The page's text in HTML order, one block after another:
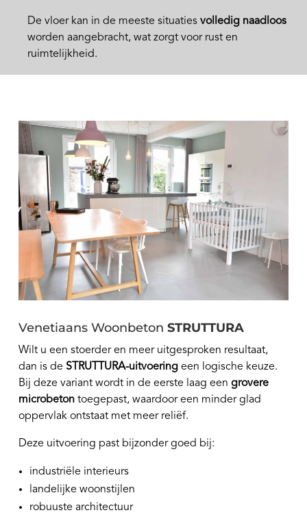
De vloer kan in de meeste situaties volledig naadloos
worden aangebracht, wat zorgt voor rust en
ruimtelijkheid.
Venetiaans WoonbetonSTRUTTURA
Wilt u een stoerder en meer uitgesproken resultaat,
dan is de STRUTTURA-uitvoering een logische keuze.
Bij deze variant wordt in de eerste laag eengrovere
microbeton toegepast, waardoor een minder glad
oppervlak ontstaat met meer reliëf.
Deze uitvoering past bijzonder goed bij:
industriële interieurs
landelijke woonstijlen
robuuste architectuur